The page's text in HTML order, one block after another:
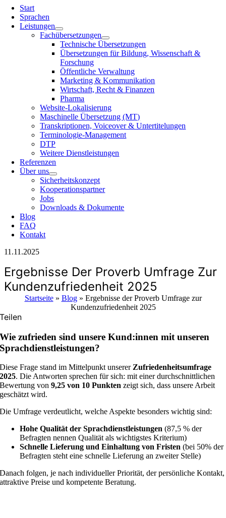
Start
Sprachen
Leistungen
Fachübersetzungen
Technische Übersetzungen
Übersetzungen für Bildung, Wissenschaft &
Forschung
Öffentliche Verwaltung
Marketing & Kommunikation
Wirtschaft, Recht & Finanzen
Pharma
Website-Lokalisierung
Maschinelle Übersetzung (MT)
Transkriptionen, Voiceover & Untertitelungen
Terminologie-Management
DTP
Weitere Dienstleistungen
Referenzen
Über uns
Sicherheitskonzept
Kooperationspartner
Jobs
Downloads & Dokumente
Blog
FAQ
Kontakt
11.11.2025
Ergebnisse Der Proverb Umfrage Zur
Kundenzufriedenheit 2025
Startseite» Blog» Ergebnisse der Proverb Umfrage zur
Kundenzufriedenheit 2025
Teilen
Wie zufrieden sind unsere Kund:innen mit unseren
Sprachdienstleistungen?
Diese Frage stand im Mittelpunkt unsererZufriedenheitsumfrage
2025. Die Antworten sprechen für sich: mit einer durchschnittlichen
Bewertung von9,25 von 10 Punkten zeigt sich, dass unsere Arbeit
geschätzt wird.
Die Umfrage verdeutlicht, welche Aspekte besonders wichtig sind:
Hohe Qualität der Sprachdienstleistungen (87,5 % der
Befragten nennen Qualität als wichtigstes Kriterium)
Schnelle Lieferung und Einhaltung von Fristen (bei 50% der
Befragten steht eine schnelle Lieferung an zweiter Stelle)
Danach folgen, je nach individueller Priorität, der persönliche Kontakt,
attraktive Preise und kompetente Beratung.